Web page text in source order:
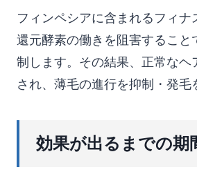
フィンペシアに含まれるフィ
還元酵素の働きを阻害すること
制します。その結果、正常なヘ
され、薄毛の進行を抑制・発毛
効果が出るまでの期